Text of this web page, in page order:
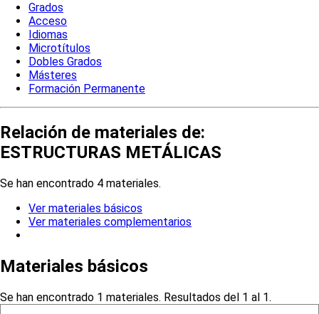
Grados
Acceso
Idiomas
Microtítulos
Dobles Grados
Másteres
Formación Permanente
Relación de materiales de:
ESTRUCTURAS METÁLICAS
Se han encontrado 4 materiales.
Ver materiales básicos
Ver materiales complementarios
Materiales básicos
Se han encontrado 1 materiales. Resultados del 1 al 1.